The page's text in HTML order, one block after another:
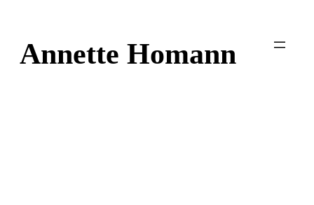
Inhalt
springenAnnette Homann